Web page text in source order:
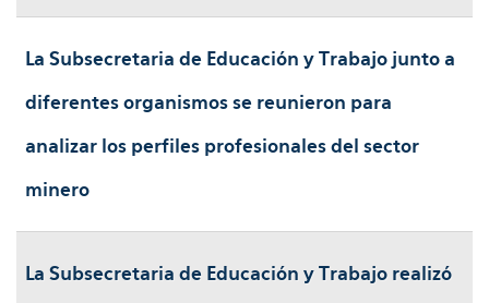
La Subsecretaria de Educación y Trabajo junto a
diferentes organismos se reunieron para
analizar los perfiles profesionales del sector
minero
La Subsecretaria de Educación y Trabajo realizó